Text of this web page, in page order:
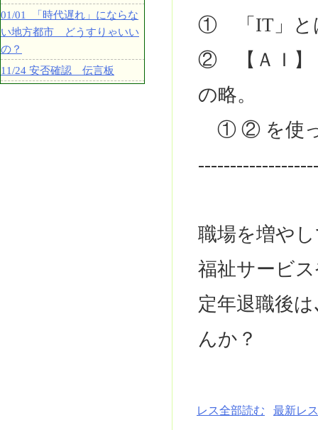
① 「IT」と
② 【ＡＩ】
の略。
① ② を使っ
職場を増や
福祉サービ
定年退職後
んか？
レス全部読む 最新レ
01/01 「時代遅れ」にならな
い地方都市 どうすりゃいい
の？
11/24 安否確認 伝言板